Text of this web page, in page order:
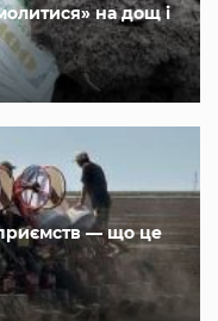
на дощ і
— що це